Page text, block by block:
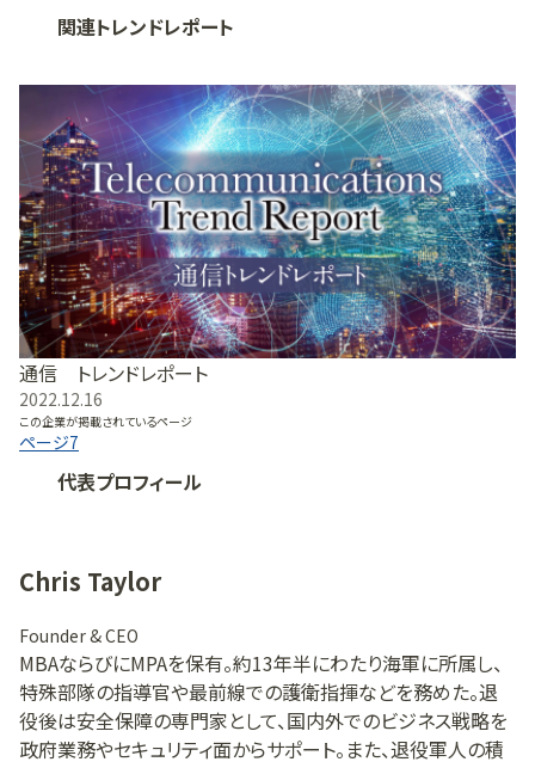
代表プロフィール
Chris Taylor
Founder & CEO
MBAならびにMPAを保有。約13年半にわたり海軍に所属し、
特殊部隊の指導官や最前線での護衛指揮などを務めた。退
役後は安全保障の専門家として、国内外でのビジネス戦略を
政府業務やセキュリティ面からサポート。また、退役軍人の積
関連トレンドレポート
通信 トレンドレポート
2022.12.16
この企業が掲載されているページ
ページ7